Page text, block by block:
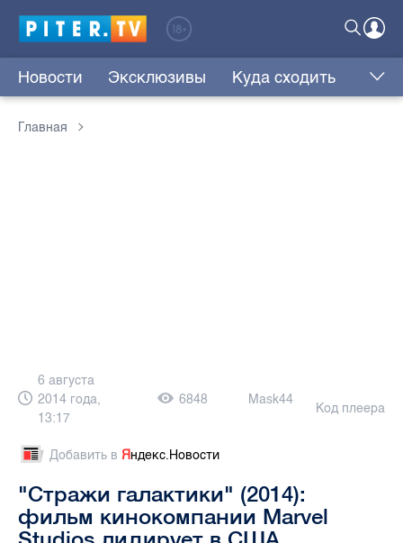
Новости Эксклюзивы Куда сходить
Главная
6 августа
2014 года,
13:17
6848 Mask44
Код плеера
Добавить в Яндекс.Новости
"Стражи галактики" (2014):
фильм кинокомпании Marvel